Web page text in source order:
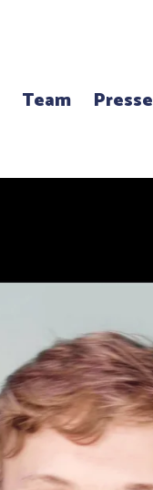
Team Presse